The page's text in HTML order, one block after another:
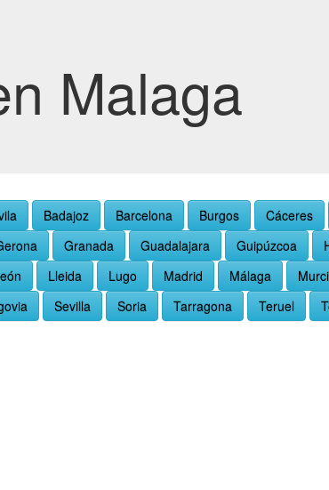
Malaga
Badajoz Barcelona Burgos Cáceres
Granada Guadalajara Guipúzcoa
Lleida Lugo Madrid Málaga
Sevilla Soria Tarragona Teruel